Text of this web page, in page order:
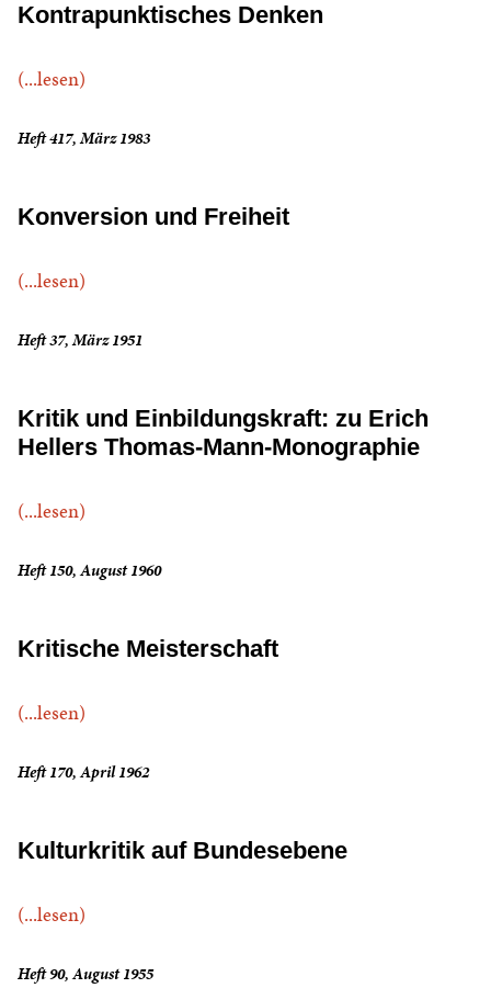
Kontrapunktisches Denken
(...lesen)
Heft 417, März 1983
Konversion und Freiheit
(...lesen)
Heft 37, März 1951
Kritik und Einbildungskraft: zu Erich
Hellers Thomas-Mann-Monographie
(...lesen)
Heft 150, August 1960
Kritische Meisterschaft
(...lesen)
Heft 170, April 1962
Kulturkritik auf Bundesebene
(...lesen)
Heft 90, August 1955